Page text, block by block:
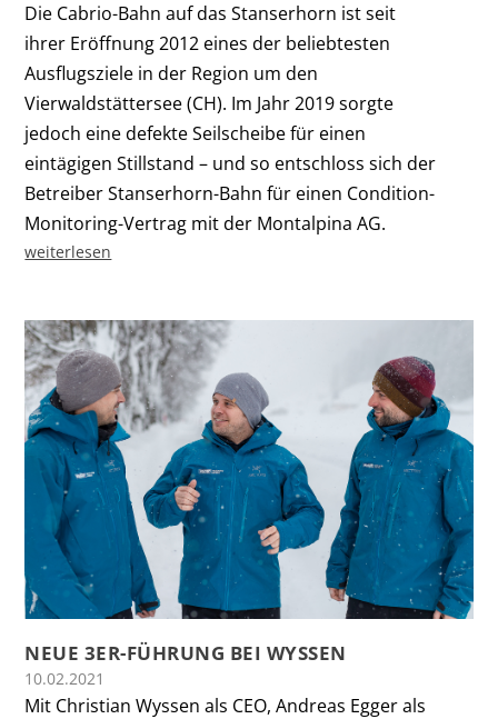
Die Cabrio-Bahn auf das Stanserhorn ist seit
ihrer Eröffnung 2012 eines der beliebtesten
Ausflugsziele in der Region um den
Vierwaldstättersee (CH). Im Jahr 2019 sorgte
jedoch eine defekte Seilscheibe für einen
eintägigen Stillstand – und so entschloss sich der
Betreiber Stanserhorn-Bahn für einen Condition-
Monitoring-Vertrag mit der Montalpina AG.
weiterlesen
NEUE 3ER-FÜHRUNG BEI WYSSEN
10.02.2021
Mit Christian Wyssen als CEO, Andreas Egger als